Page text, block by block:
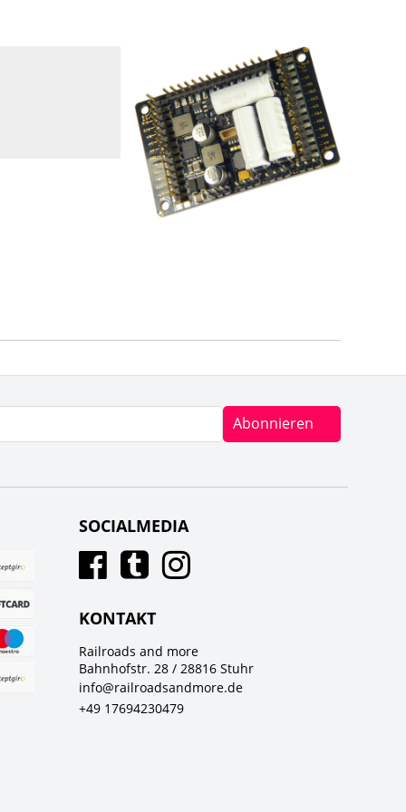
Abonnieren
SOCIALMEDIA
KONTAKT
Railroads and more
Bahnhofstr. 28 / 28816 Stuhr
info@railroadsandmore.de
+49 17694230479